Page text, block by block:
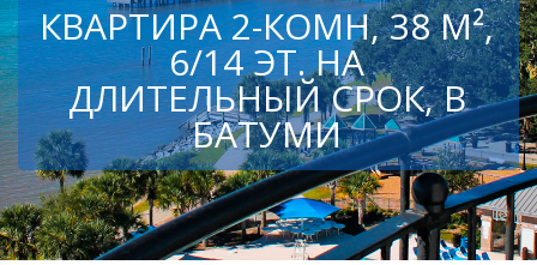
КВАРТИРА 2-КОМН, 38 М²,
6/14 ЭТ. НА
ДЛИТЕЛЬНЫЙ СРОК, В
БАТУМИ